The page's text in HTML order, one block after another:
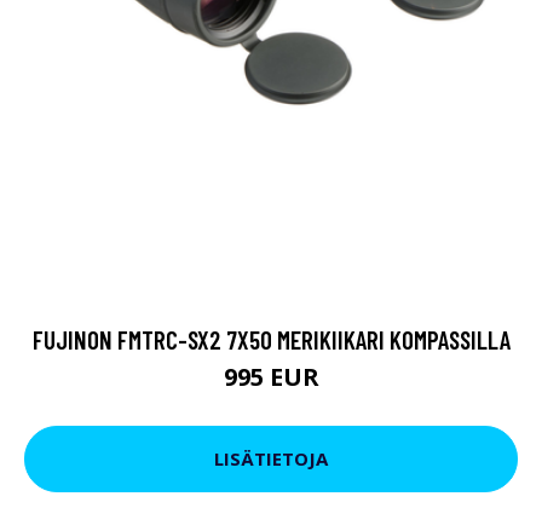
FUJINON FMTRC-SX2 7X50 MERIKIIKARI KOMPASSILLA
995 EUR
LISÄTIETOJA